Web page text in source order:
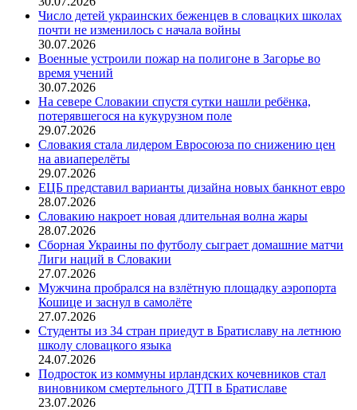
Число детей украинских беженцев в словацких школах
почти не изменилось с начала войны
30.07.2026
Военные устроили пожар на полигоне в Загорье во
время учений
30.07.2026
На севере Словакии спустя сутки нашли ребёнка,
потерявшегося на кукурузном поле
29.07.2026
Словакия стала лидером Евросоюза по снижению цен
на авиаперелёты
29.07.2026
ЕЦБ представил варианты дизайна новых банкнот евро
28.07.2026
Словакию накроет новая длительная волна жары
28.07.2026
Сборная Украины по футболу сыграет домашние матчи
Лиги наций в Словакии
27.07.2026
Мужчина пробрался на взлётную площадку аэропорта
Кошице и заснул в самолёте
27.07.2026
Студенты из 34 стран приедут в Братиславу на летнюю
школу словацкого языка
24.07.2026
Подросток из коммуны ирландских кочевников стал
виновником смертельного ДТП в Братиславе
23.07.2026